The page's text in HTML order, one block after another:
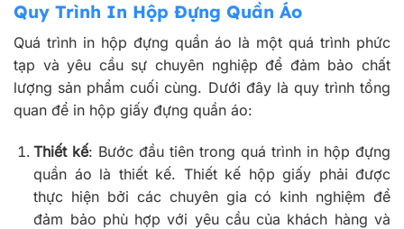
Quy Trình In Hộp Đựng Quần Áo
Quá trình in hộp đựng quần áo là một quá trình phức
tạp và yêu cầu sự chuyên nghiệp để đảm bảo chất
lượng sản phẩm cuối cùng. Dưới đây là quy trình tổng
quan để in hộp giấy đựng quần áo:
Thiết kế: Bước đầu tiên trong quá trình in hộp đựng
quần áo là thiết kế. Thiết kế hộp giấy phải được
thực hiện bởi các chuyên gia có kinh nghiệm để
đảm bảo phù hợp với yêu cầu của khách hàng và